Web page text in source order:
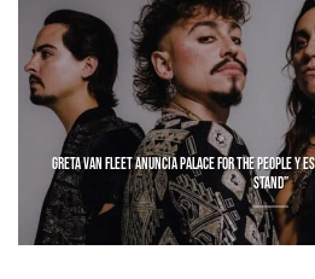
GRETA VAN FLEET ANUNCIA PALACE FOR THE PEOPLE Y
STAND”